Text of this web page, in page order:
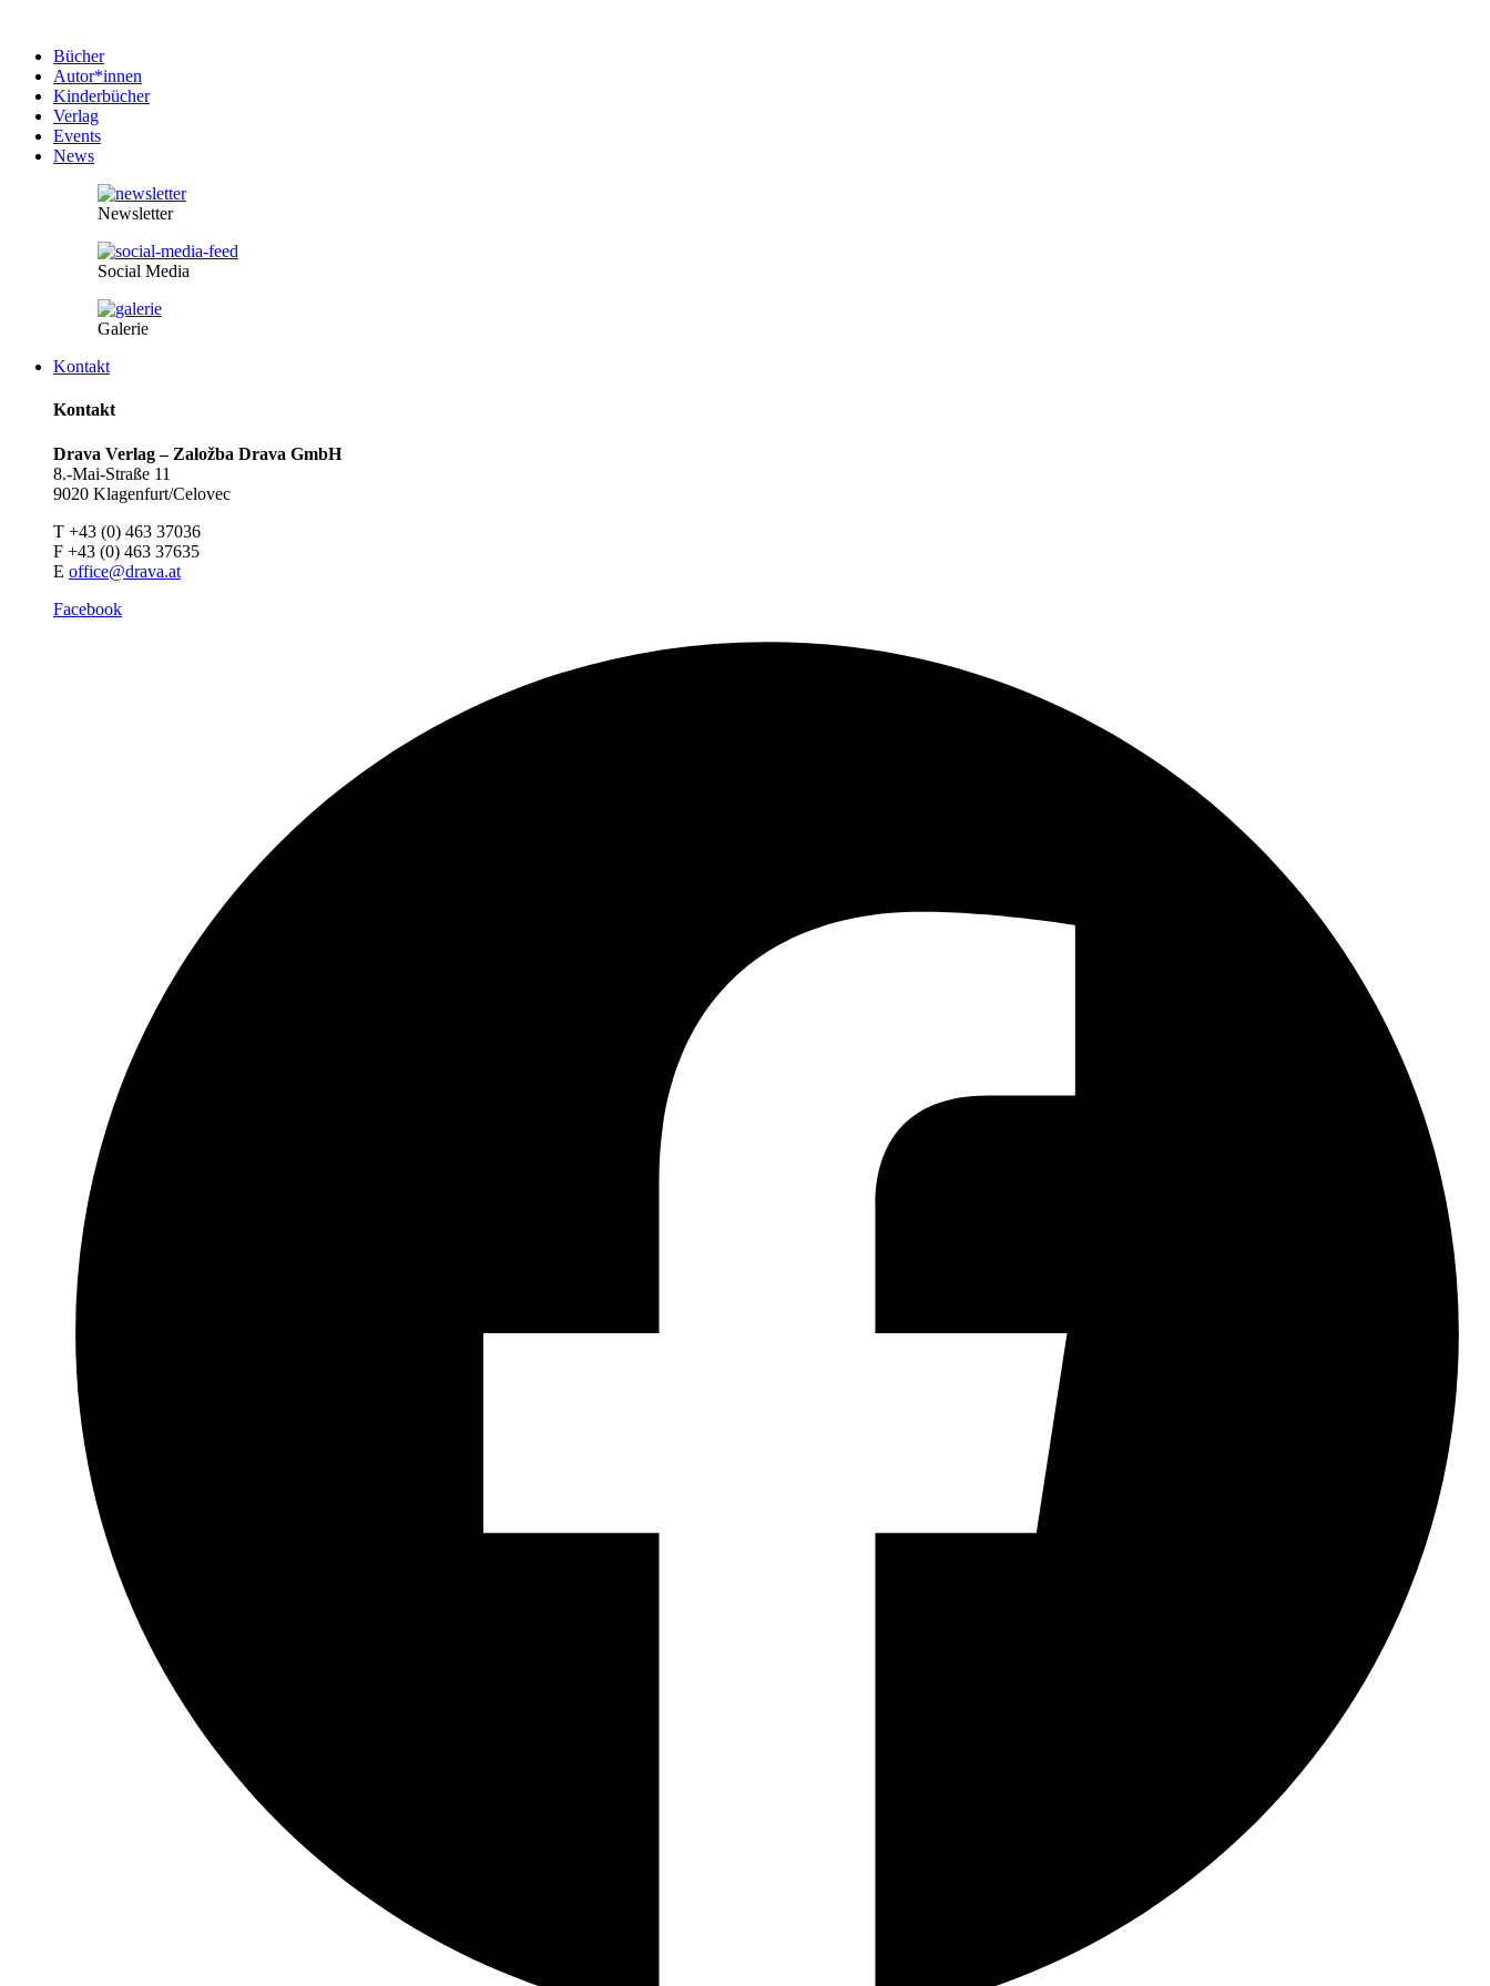
Bücher
Autor*innen
Kinderbücher
Verlag
Events
News
Newsletter
Social Media
Galerie
Kontakt
Kontakt
Drava Verlag – Založba Drava GmbH
8.-Mai-Straße 11
9020 Klagenfurt/Celovec
T +43 (0) 463 37036
F +43 (0) 463 37635
E office@drava.at
Facebook